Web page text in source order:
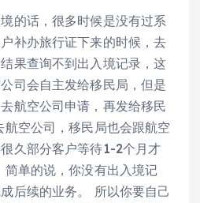
的话，很多时候是没有过系
补办旅行证下来的时候，去
果查询不到出入境记录，这
司会自主发给移民局，但是
航空公司申请，再发给移民
空公司，移民局也会跟航空
久部分客户等待1-2个月才
单的说，你没有出入境记
后续的业务。 所以你要自己